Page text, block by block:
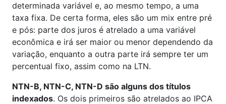
determinada variável e, ao mesmo tempo, a uma
taxa fixa. De certa forma, eles são um mix entre pré
e pós: parte dos juros é atrelado a uma variável
econômica e irá ser maior ou menor dependendo da
variação, enquanto a outra parte irá sempre ter um
percentual fixo, assim como na LTN.
NTN-B, NTN-C, NTN-D são alguns dos títulos
indexados. Os dois primeiros são atrelados ao IPCA